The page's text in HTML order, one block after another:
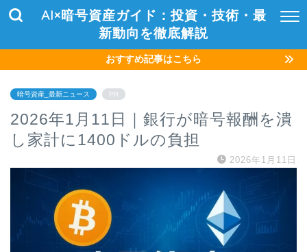
AI×暗号資産ガイド：投資・技術・最
新動向を徹底解説
おすすめ記事はこちら
暗号資産_最新ニュース PR
2026年1月11日｜銀行が暗号報酬を潰
し家計に1400ドルの負担
2026年1月11日